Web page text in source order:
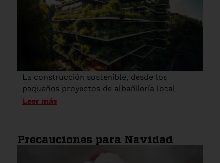
La construcción sostenible, desde los
pequeños proyectos de albañilería local
Leer más
Precauciones para Navidad